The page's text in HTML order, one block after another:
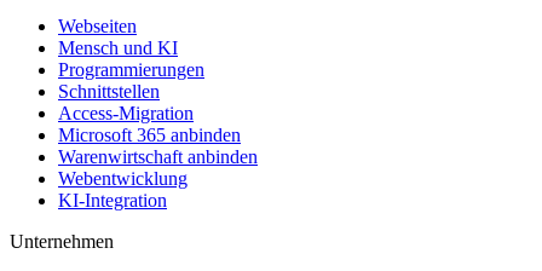
Webseiten
Mensch und KI
Programmierungen
Schnittstellen
Access-Migration
Microsoft 365 anbinden
Warenwirtschaft anbinden
Webentwicklung
KI-Integration
Unternehmen